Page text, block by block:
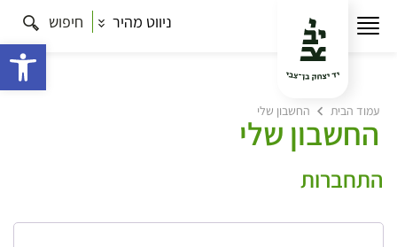
ניווט מהיר חיפוש
עמוד הבית החשבון שלי
החשבון שלי
התחברות